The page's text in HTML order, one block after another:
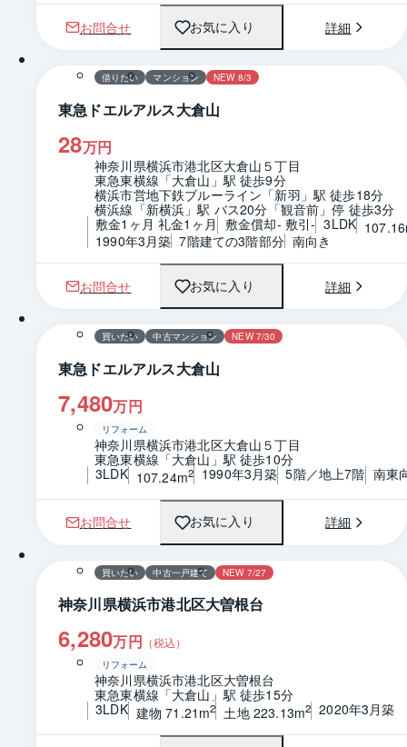
お問合せ お気に入り 詳細
1 / 0 間取り
借りたい マンション NEW 8/3
東急ドエルアルス大倉山
28万円
神奈川県横浜市港北区大倉山５丁目
東急東横線「大倉山」駅 徒歩9分
横浜市営地下鉄ブルーライン「新羽」駅 徒歩18分
横浜線「新横浜」駅 バス20分「観音前」停 徒歩3分
敷金1ヶ月 礼金1ヶ月 敷金償却- 敷引- 3LDK
1990年3月築 7階建ての3階部分 南向き
お問合せ お気に入り 詳細
1 / 0 間取り
買いたい 中古マンション NEW 7/30
東急ドエルアルス大倉山
7,480万円
リフォーム
神奈川県横浜市港北区大倉山５丁目
東急東横線「大倉山」駅 徒歩10分
3LDK 107.24m2 1990年3月築 5階／地上7階 南東
お問合せ お気に入り 詳細
1 / 0 間取り
買いたい 中古一戸建て NEW 7/27
神奈川県横浜市港北区大曽根台
6,280万円 （税込）
リフォーム
神奈川県横浜市港北区大曽根台
東急東横線「大倉山」駅 徒歩15分
3LDK 建物 71.21m2 土地 223.13m2 2020年3月築